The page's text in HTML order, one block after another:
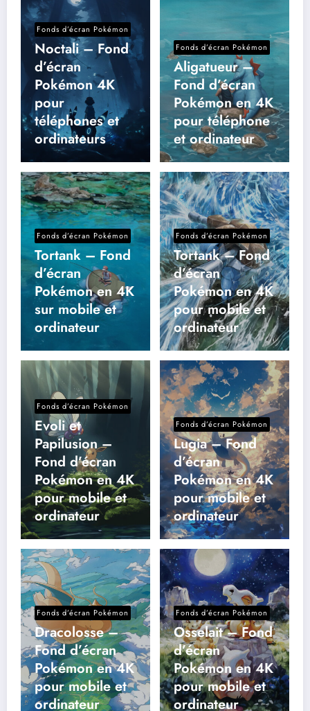
Fonds d’écran Pokémon
Noctali – Fond
d’écran
Pokémon 4K
pour
téléphones et
ordinateurs
Fonds d’écran Pokémon
Aligatueur –
Fond d’écran
Pokémon en 4K
pour téléphone
et ordinateur
Fonds d’écran Pokémon
Tortank – Fond
d’écran
Pokémon en 4K
sur mobile et
ordinateur
Fonds d’écran Pokémon
Tortank – Fond
d’écran
Pokémon en 4K
pour mobile et
ordinateur
Fonds d’écran Pokémon
Evoli et
Papilusion –
Fond d’écran
Pokémon en 4K
pour mobile et
ordinateur
Fonds d’écran Pokémon
Lugia – Fond
d’écran
Pokémon en 4K
pour mobile et
ordinateur
Fonds d’écran Pokémon
Dracolosse –
Fond d’écran
Pokémon en 4K
pour mobile et
ordinateur
Fonds d’écran Pokémon
Osselait – Fond
d’écran
Pokémon en 4K
pour mobile et
ordinateur